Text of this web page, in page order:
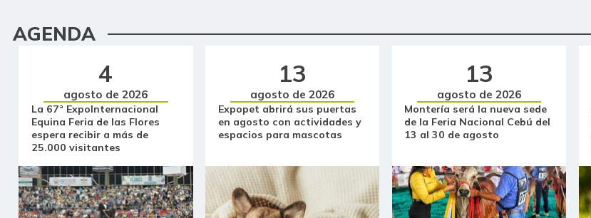
AGENDA
4
agosto de 2026
La 67ª ExpoInternacional
Equina Feria de las Flores
espera recibir a más de
25.000 visitantes
13
agosto de 2026
Expopet abrirá sus puertas
en agosto con actividades y
espacios para mascotas
13
agosto de 2026
Montería será la nueva sede
de la Feria Nacional Cebú del
13 al 30 de agosto